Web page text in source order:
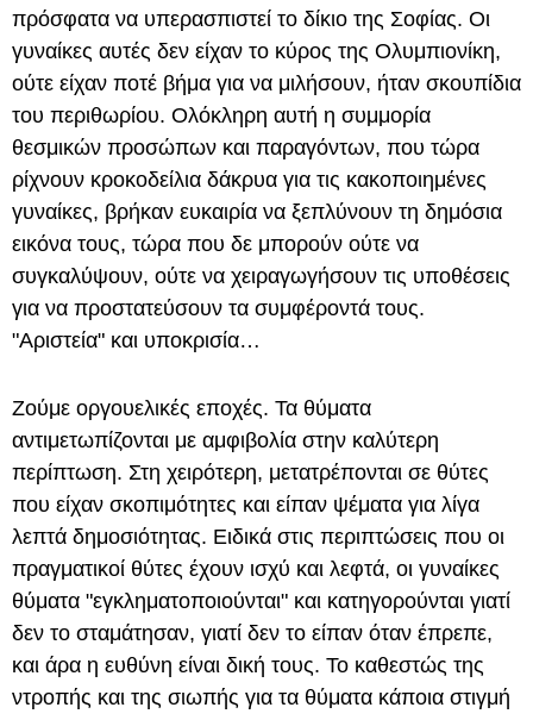
πρόσφατα να υπερασπιστεί το δίκιο της Σοφίας. Οι
γυναίκες αυτές δεν είχαν το κύρος της Ολυμπιονίκη,
ούτε είχαν ποτέ βήμα για να μιλήσουν, ήταν σκουπίδια
του περιθωρίου. Ολόκληρη αυτή η συμμορία
θεσμικών προσώπων και παραγόντων, που τώρα
ρίχνουν κροκοδείλια δάκρυα για τις κακοποιημένες
γυναίκες, βρήκαν ευκαιρία να ξεπλύνουν τη δημόσια
εικόνα τους, τώρα που δε μπορούν ούτε να
συγκαλύψουν, ούτε να χειραγωγήσουν τις υποθέσεις
για να προστατεύσουν τα συμφέροντά τους.
"Αριστεία" και υποκρισία…
Ζούμε οργουελικές εποχές. Τα θύματα
αντιμετωπίζονται με αμφιβολία στην καλύτερη
περίπτωση. Στη χειρότερη, μετατρέπονται σε θύτες
που είχαν σκοπιμότητες και είπαν ψέματα για λίγα
λεπτά δημοσιότητας. Ειδικά στις περιπτώσεις που οι
πραγματικοί θύτες έχουν ισχύ και λεφτά, οι γυναίκες
θύματα "εγκληματοποιούνται" και κατηγορούνται γιατί
δεν το σταμάτησαν, γιατί δεν το είπαν όταν έπρεπε,
και άρα η ευθύνη είναι δική τους. Το καθεστώς της
ντροπής και της σιωπής για τα θύματα κάποια στιγμή